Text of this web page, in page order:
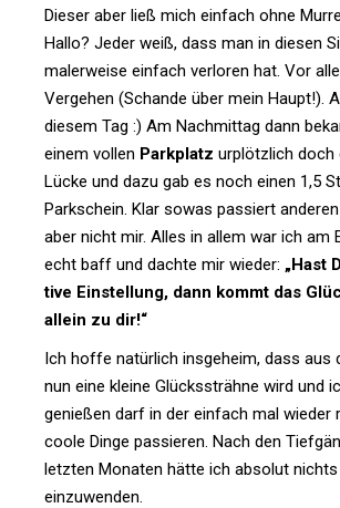
Dieser aber ließ mich ein­fach ohne
Hallo? Jeder weiß, dass man in diesen
ma­ler­weise ein­fach ver­loren hat. Vor
Ver­gehen (Schande über mein Haupt!).
diesem Tag :) Am Nach­mittag dann
einem vollen Park­platz urplötz­lich doch
Lücke und dazu gab es noch einen 1,5
Park­schein. Klar sowas pas­siert
aber nicht mir. Alles in allem war ich am
echt baff und dachte mir wieder: „Hast
tive Ein­stel­lung, dann kommt das
allein zu dir!“
Ich hoffe natür­lich ins­ge­heim, dass aus
nun eine kleine Glücks­strähne wird und
genießen darf in der ein­fach mal wieder
coole Dinge pas­sieren. Nach den
letzten Monaten hätte ich absolut nichts
einzuwenden.